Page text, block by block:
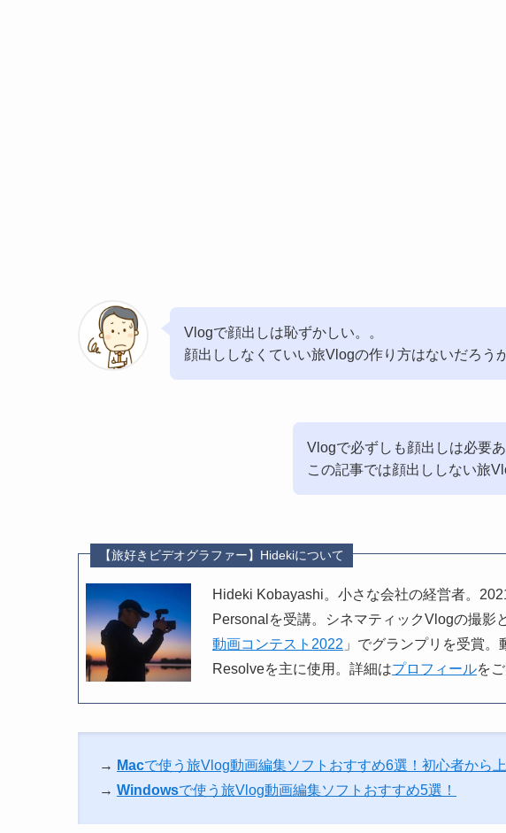
Vlogで顔出しは恥ずかしい。。
顔出ししなくていい旅Vlogの作り方はないだろう
Vlogで必ずしも顔出しは必要あ
この記事では顔出ししない旅
【旅好きビデオグラファー】Hidekiについて
Hideki Kobayashi。小さな会社の経営者。
Personalを受講。シネマティックVlogの撮影
動画コンテスト2022 」でグランプリを受賞
Resolveを主に使用。詳細はプロフィールを
→ Macで使う旅Vlog動画編集ソフトおすすめ6選！初心者から
→ Windowsで使う旅Vlog動画編集ソフトおすすめ5選！